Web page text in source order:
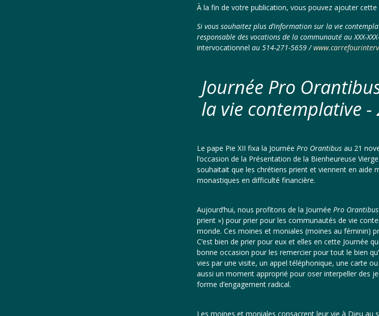
À la fin de votre publication, vous pouvez ajouter cette
Si vous souhaitez plus d’information sur la vie
responsable des vocations de la communauté au XXX-
intervocationnel au 514-271-5659 /
Journée Pro
la vie contemplative -
Le pape Pie XII fixa la Journée Pro Orantibus au 21
l’occasion de la Présentation de la Bienheureuse
souhaitait que les chrétiens prient et viennent en aide
monastiques en difficulté financière.
Aujourd’hui, nous profitons de la Journée Pro Orantibus
prient ») pour prier pour les communautés de vie
monde. Ces moines et moniales (moines au féminin)
C’est bien de prier pour eux et elles en cette Journée
bonne occasion pour les remercier pour tout le bien
vies par une visite, un appel téléphonique, une carte
aussi un moment approprié pour oser interpeller des
forme d’engagement radical.
Les moines et moniales consacrent leur vie à Dieu au